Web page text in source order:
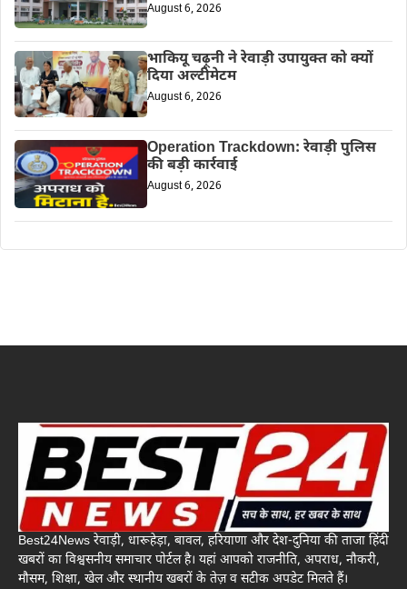
August 6, 2026
भाकियू चढ़ूनी ने रेवाड़ी उपायुक्त को क्यों
दिया अल्टीमेटम
August 6, 2026
Operation Trackdown: रेवाड़ी पुलिस
की बड़ी कार्रवाई
August 6, 2026
Best24News रेवाड़ी, धारूहेड़ा, बावल, हरियाणा और देश-दुनिया की ताजा हिंदी
खबरों का विश्वसनीय समाचार पोर्टल है। यहां आपको राजनीति, अपराध, नौकरी,
मौसम, शिक्षा, खेल और स्थानीय खबरों के तेज़ व सटीक अपडेट मिलते हैं।